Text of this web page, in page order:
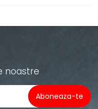
noastre